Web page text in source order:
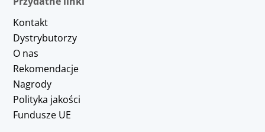
Kontakt
Dystrybutorzy
O nas
Rekomendacje
Nagrody
Polityka jakości
Fundusze UE